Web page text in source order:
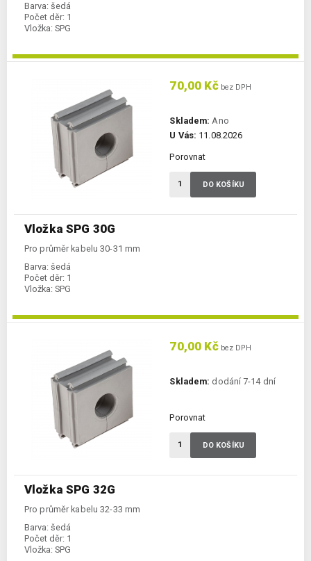
Barva: šedá
Počet děr: 1
Vložka: SPG
Vložka SPG 30G
Pro průměr kabelu 30-31 mm
Barva: šedá
Počet děr: 1
Vložka: SPG
70,00 Kčbez DPH
Skladem: Ano
U Vás: 11.08.2026
Porovnat
DO KOŠÍKU
Vložka SPG 32G
Pro průměr kabelu 32-33 mm
Barva: šedá
Počet děr: 1
Vložka: SPG
70,00 Kčbez DPH
Skladem: dodání 7-14 dní
Porovnat
DO KOŠÍKU